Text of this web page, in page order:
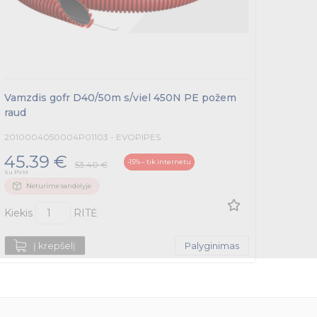
Vamzdis gofr D40/50m s/viel 450N PE požem
raud
2010004050004P01103 - EVOPIPES
45.39 € 53.40 € -15% – tik internetu
Su PVM
Neturime sandėlyje
Kiekis RITĖ
Į krepšelį Palyginimas